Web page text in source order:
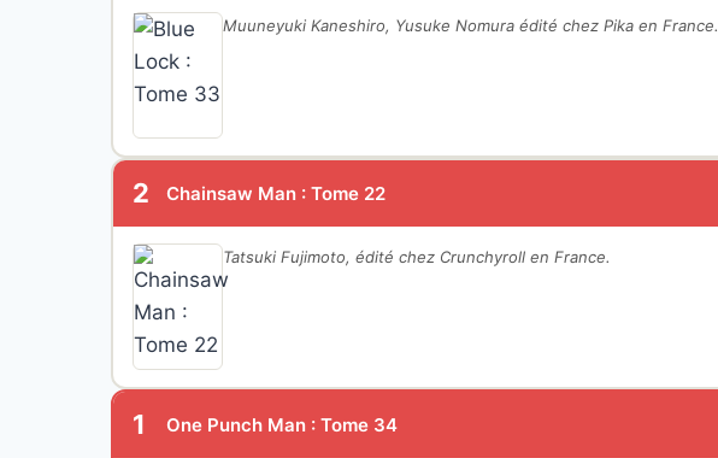
Muuneyuki Kaneshiro, Yusuke Nomura édité chez Pika en France.
2 Chainsaw Man : Tome 22
Tatsuki Fujimoto, édité chez Crunchyroll en France.
1 One Punch Man : Tome 34